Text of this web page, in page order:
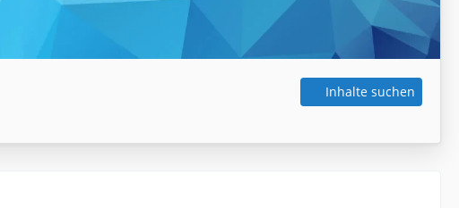
Inhalte suchen